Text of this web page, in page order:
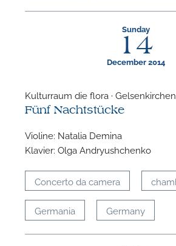
Sunday
14
December 2014
Kulturraum die flora ·
Fünf Nachtstücke
Violine: Natalia Demina
Klavier: Olga Andryushchenko
Concerto da camera
Germania Germany